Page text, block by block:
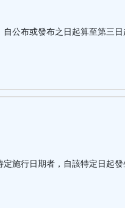
公布或發布之日起算至第三日
施行日期者，自該特定日起發